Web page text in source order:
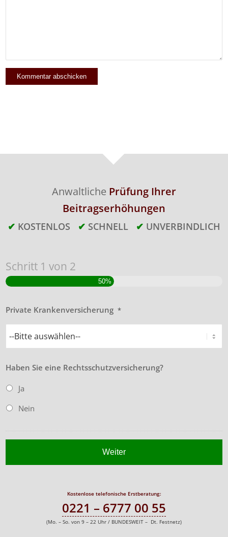
Anwaltliche Prüfung Ihrer
Beitragserhöhungen
✔ KOSTENLOS ✔ SCHNELL ✔ UNVERBINDLICH
Schritt 1 von 2
50%
Private Krankenversicherung *
Haben Sie eine Rechtsschutzversicherung?
Ja
Nein
Kostenlose telefonische Erstberatung:
0221 – 6777 00 55
(Mo. – So. von 9 – 22 Uhr / BUNDESWEIT – Dt. Festnetz)